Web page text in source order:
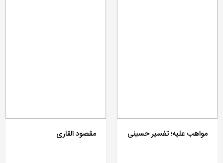
مواهب علیه؛ تفسیر حسینی مقصود القاری